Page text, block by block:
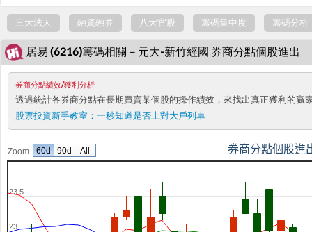
三大法人 融資融券 八大官股 籌碼集中度 籌碼分析
居易 (6216)籌碼相關－元大-新竹經國 券商分點個股進出
券商分點績效/獲利分析
透過統計各券商分點在長期買賣某個股的操作績效，來找出真正獲利的
股票投資新手教室： 一秒知道是否上對大戶列車
Zoom 券商分點個股進
23
23.5
60d 90d All